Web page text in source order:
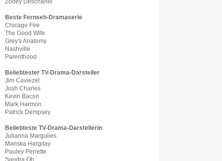
Zooey Deschanel
Beste Fernseh-Dramaserie
Chicago Fire
The Good Wife
Grey's Anatomy
Nashville
Parenthood
Beliebtester TV-Drama-Darsteller
Jim Caviezel
Josh Charles
Kevin Bacon
Mark Harmon
Patrick Dempsey
Beliebteste TV-Drama-Darstellerin
Julianna Margulies
Mariska Hargitay
Pauley Perrette
Sandra Oh